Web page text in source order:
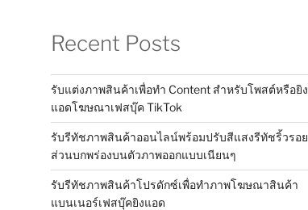
Recent Posts
รับแต่งภาพสินค้าเพื่อทำ Content สำหรับโพสต์หรือยิง
แอดโฆษณาเฟสบุ๊ค TikTok
รับรีทัชภาพสินค้าออนไลน์พร้อมปรับสีแสงรีทัชริ้วรอย
ส่วนบกพร่องบนตัวภาพออกแบบเนียนๆ
รับรีทัชภาพสินค้าโปรดักซ์เพื่อทำภาพโฆษณาสินค้า
แบนเนอร์เฟสบุ๊คยิงแอด